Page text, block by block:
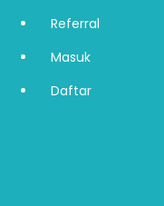
Referral
Masuk
Daftar